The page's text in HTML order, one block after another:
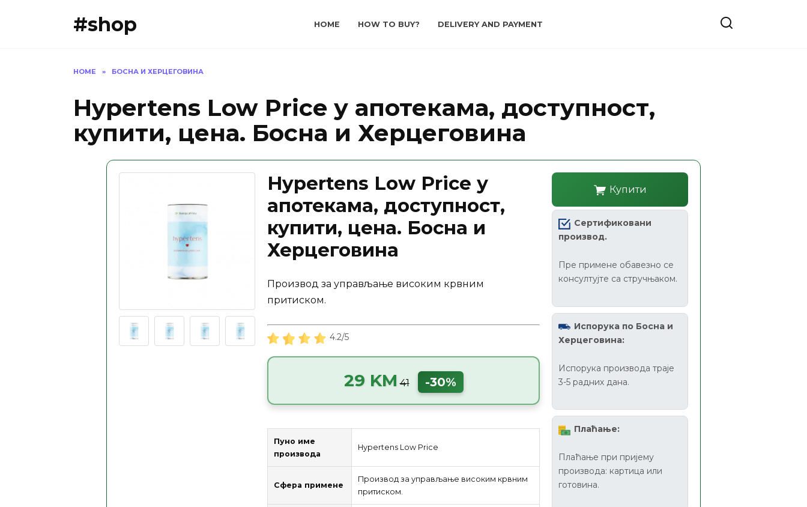
#shop HOME HOW TO BUY? DELIVERY AND PAYMENT
HOME » БОСНА И ХЕРЦЕГОВИНА
Hypertens Low Price у апотекама, доступност,
купити, цена. Босна и Херцеговина
Hypertens Low Price у
апотекама, доступност,
купити, цена. Босна и
Херцеговина
Производ за управљање високим крвним
притиском.
4.2/5
29 KM 41 -30%
Пуно име
производа
Hypertens Low Price
Сфера примене
Производ за управљање високим крвним
притиском.
Купити
Сертификовани
производ.
Пре примене обавезно се
консултујте са стручњаком.
Испорука по Босна и
Херцеговина:
Испорука производа траје
3-5 радних дана.
Плаћање:
Плаћање при пријему
производа: картица или
готовина.